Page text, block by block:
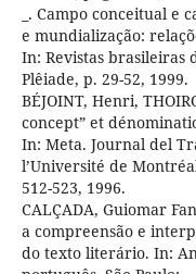
_. Campo conceitual e
e mundialização:
In: Revistas brasileiras
Plêiade, p. 29-52, 1999.
BÉJOINT, Henri,
concept” et
In: Meta. Journal del
l’Université de
512-523, 1996.
CALÇADA, Guiomar
a compreensão e
do texto literário. In: